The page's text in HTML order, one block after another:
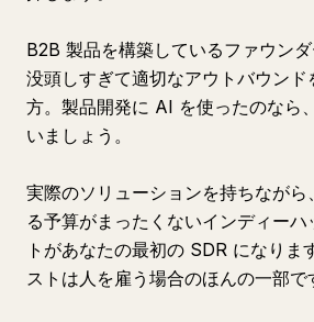
B2B 製品を構築しているファウン
没頭しすぎて適切なアウトバウンド
方。製品開発に AI を使ったのなら
いましょう。
実際のソリューションを持ちながら
る予算がまったくないインディー
トがあなたの最初の SDR になりま
ストは人を雇う場合のほんの一部で